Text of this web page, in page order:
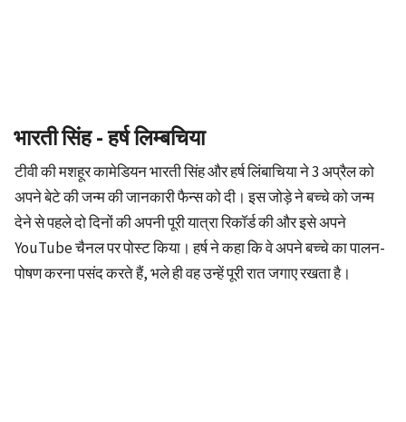
भारती सिंह - हर्ष लिम्बचिया
टीवी की मशहूर कामेडियन भारती सिंह और हर्ष लिंबाचिया ने 3 अप्रैल को
अपने बेटे की जन्म की जानकारी फैन्स को दी। इस जोड़े ने बच्चे को जन्म
देने से पहले दो दिनों की अपनी पूरी यात्रा रिकॉर्ड की और इसे अपने
YouTube चैनल पर पोस्ट किया। हर्ष ने कहा कि वे अपने बच्चे का पालन-
पोषण करना पसंद करते हैं, भले ही वह उन्हें पूरी रात जगाए रखता है।